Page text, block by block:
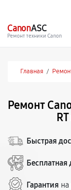
CanonASC
Ремонт техники Canon
Главная /
Ремонт
Быстрая
Бесплатная
Гарантия